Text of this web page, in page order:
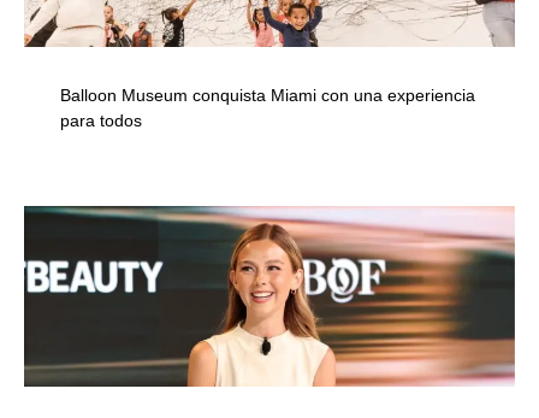
Balloon Museum conquista Miami con una experiencia
para todos